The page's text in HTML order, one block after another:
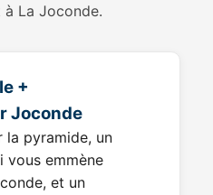
La Joconde.
+
Joconde
la pyramide, un
vous emmène
et un